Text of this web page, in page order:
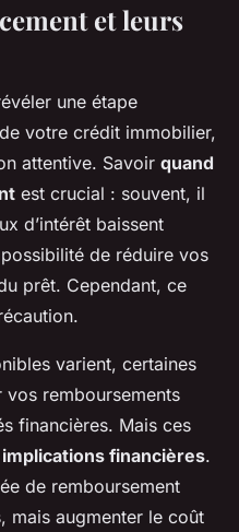
et leurs
une étape
votre crédit immobilier,
attentive. Savoir quand
est crucial : souvent, il
d’intérêt baissent
de réduire vos
prêt. Cependant, ce
varient, certaines
remboursements
financières. Mais ces
implications financières.
de remboursement
mais augmenter le coût